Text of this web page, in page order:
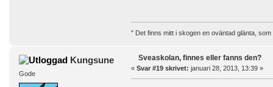
" Det finns mitt i skogen en oväntad glänta,
Kungsune
Gode
Sveaskolan, finnes eller fanns den?
« Svar #19 skrivet: januari 28, 2013, 13:39 »